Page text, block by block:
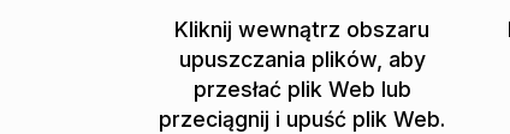
Kliknij wewnątrz obszaru
upuszczania plików, aby
przesłać plik Web lub
przeciągnij i upuść plik Web.